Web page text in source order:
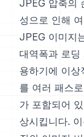
JPEG 압축의
성으로 인해
JPEG 이미지
대역폭과 로
용하기에 이
를 여러 패스
가 포함되어
상시킵니다.